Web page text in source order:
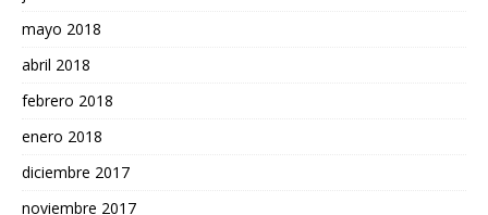
mayo 2018
abril 2018
febrero 2018
enero 2018
diciembre 2017
noviembre 2017